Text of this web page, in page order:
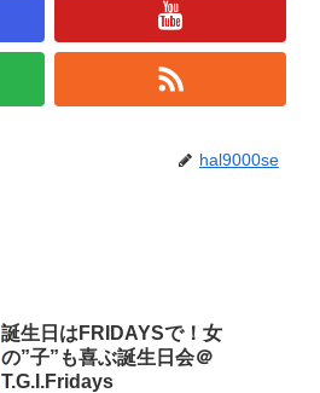
hal9000se
誕生日はFRIDAYSで！女
の”子”も喜ぶ誕生日会＠
T.G.I.Fridays